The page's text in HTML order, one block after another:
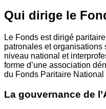
Qui dirige le
Le Fonds est dirigé
patronales et
niveau national et
forme d’une association
du Fonds Paritaire National
La gouvernance de